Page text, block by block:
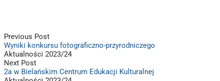
Previous Post
Wyniki konkursu fotograficzno-przyrodniczego
Aktualności 2023/24
Next Post
2a w Bielańskim Centrum Edukacji Kulturalnej